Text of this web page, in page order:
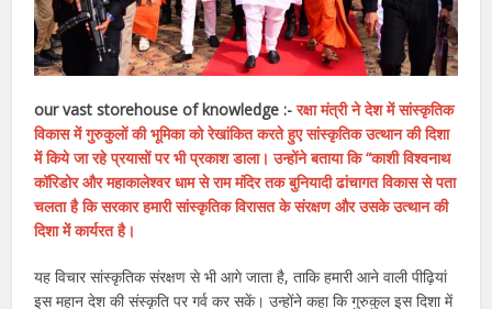
our vast storehouse of knowledge :-रक्षा मंत्री ने देश में सांस्कृतिक
विकास में गुरुकुलों की भूमिका को रेखांकित करते हुए सांस्कृतिक उत्थान की दिशा
में किये जा रहे प्रयासों पर भी प्रकाश डाला। उन्होंने बताया कि “काशी विश्वनाथ
कॉरिडोर और महाकालेश्वर धाम से राम मंदिर तक बुनियादी ढांचागत विकास से पता
चलता है कि सरकार हमारी सांस्कृतिक विरासत के संरक्षण और उसके उत्थान की
दिशा में कार्यरत है।
यह विचार सांस्कृतिक संरक्षण से भी आगे जाता है, ताकि हमारी आने वाली पीढ़ियां
इस महान देश की संस्कृति पर गर्व कर सकें। उन्होंने कहा कि गुरुकुल इस दिशा में